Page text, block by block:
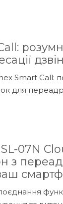
Smart Call:
для
07N
з